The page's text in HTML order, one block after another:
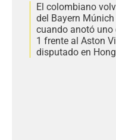
El colombiano
del Bayern
cuando anotó uno
1 frente al Aston
disputado en